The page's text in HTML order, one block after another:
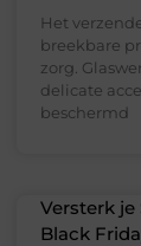
Het
breekbare
zorg.
delicate
beschermd
Versterk je
Black